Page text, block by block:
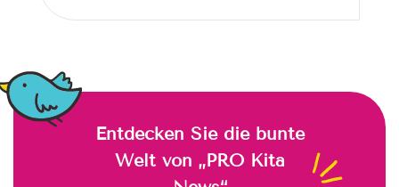
Entdecken Sie die bunte
Welt von „PRO Kita